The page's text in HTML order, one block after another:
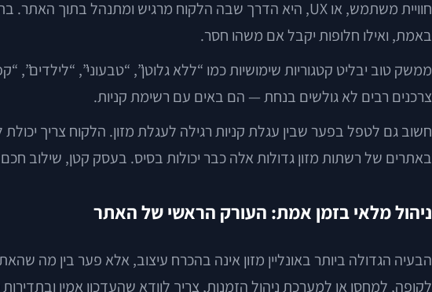
באמת, ואילו חלופות יקבל אם משהו חסר.
ממשק טוב יבליט קטגוריות שימושיות כמו “ללא גלוטן”, “טבעוני”,
צרכנים רבים לא גולשים בנחת — הם באים עם רשימת קניות.
חשוב גם לטפל בפער שבין עגלת קניות רגילה לעגלת מזון. הלקוח צריך
באתרים של רשתות מזון גדולות אלה כבר יכולות בסיס. בעסק קטן, שילוב חכם
ניהול מלאי בזמן אמת: העורק הראשי של האתר
לקופה, למחסן או למערכת ניהול הזמנות, צריך לוודא שהעדכון אמין